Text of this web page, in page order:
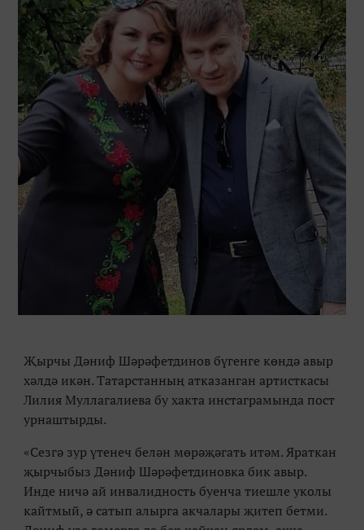
Җырчы Дәниф Шәрәфетдинов бүгенге көндә авыр
хәлдә икән. Татарстанның атказанган артисткасы
Лилия Муллагалиева бу хакта инстаграмында пост
урнаштырды.
«Сезгә зур үтенеч белән мөрәҗәгать итәм. Яраткан
җырчыбыз Дәниф Шәрәфетдиновка бик авыр.
Инде ничә ай инвалидность буенча тиешле уколы
кайтмый, ә сатып алырга акчалары җитеп бетми.